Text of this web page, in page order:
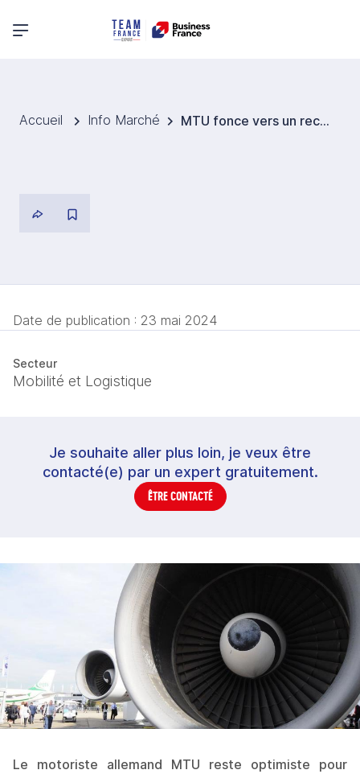
Menu principal
Accueil Info Marché MTU fonce vers un record malgré le rappel de milliers de moteurs d'avion
Date de publication : 23 mai 2024
Secteur
Mobilité et Logistique
Je souhaite aller plus loin, je veux être
contacté(e) par un expert gratuitement.
ÊTRE CONTACTÉ
Le motoriste allemand MTU reste optimiste pour